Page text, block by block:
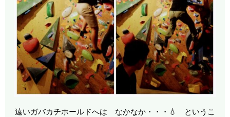
遠いガバカチホールドへは なかなか・・・💧 というこ